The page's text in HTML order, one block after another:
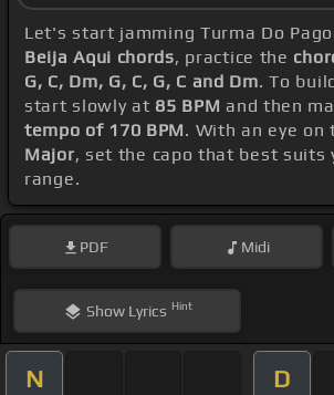
Let's start jamming Turma Do
Beija Aqui chords, practice the
G, C, Dm, G, C, G, C and Dm. To
start slowly at 85 BPM and then
tempo of 170 BPM. With an eye on
Major, set the capo that best suits
range.
PDF Midi
ShowLyrics Hint
N D